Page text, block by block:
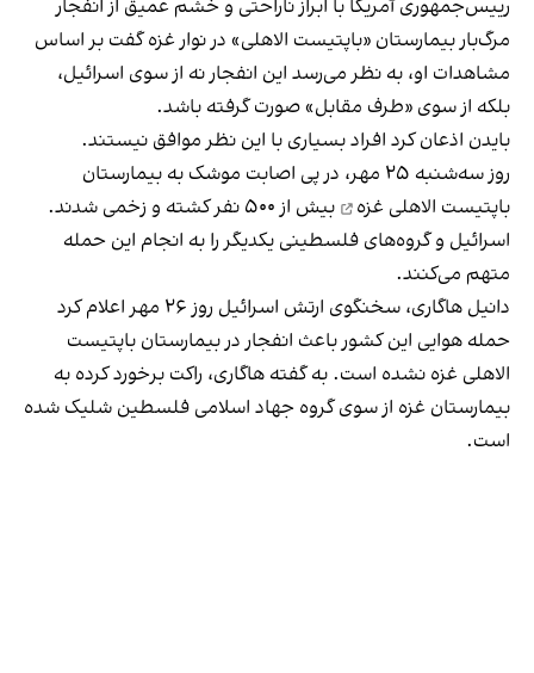
رییس‌جمهوری آمریکا با ابراز ناراحتی و خشم عمیق از انفجار
مرگ‌بار بیمارستان «باپتیست الاهلی» در نوار غزه گفت بر اساس
مشاهدات او، به نظر می‌رسد این انفجار نه از سوی اسرائیل،
بلکه از سوی «طرف مقابل» صورت گرفته باشد.
بایدن اذعان کرد افراد بسیاری با این نظر موافق نیستند.
روز سه‌شنبه ۲۵ مهر، در پی
اصابت موشک به بیمارستان
باپتیست الاهلی غزه
بیش از ۵۰۰ نفر کشته و زخمی شدند.
اسرائیل و گروه‌های فلسطینی یکدیگر را به انجام این حمله
متهم می‌کنند.
دانیل هاگاری، سخنگوی ارتش اسرائیل روز ۲۶ مهر اعلام کرد
حمله هوایی این کشور باعث انفجار در بیمارستان باپتیست
الاهلی غزه نشده است. به گفته هاگاری، راکت برخورد کرده به
بیمارستان غزه از سوی گروه جهاد اسلامی فلسطین شلیک شده
است.